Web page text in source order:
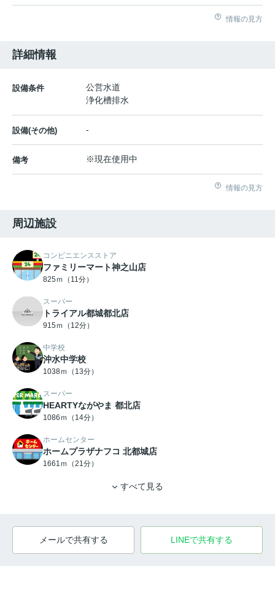
情報の見方
詳細情報
設備条件
公営水道
浄化槽排水
設備(その他) -
備考 ※現在使用中
情報の見方
周辺施設
コンビニエンスストア
ファミリーマート神之山店
825ｍ（11分）
スーパー
トライアル都城都北店
915ｍ（12分）
中学校
沖水中学校
1038ｍ（13分）
スーパー
HEARTYながやま 都北店
1086ｍ（14分）
ホームセンター
ホームプラザナフコ 北都城店
1661ｍ（21分）
すべて見る
メールで共有する LINEで共有する